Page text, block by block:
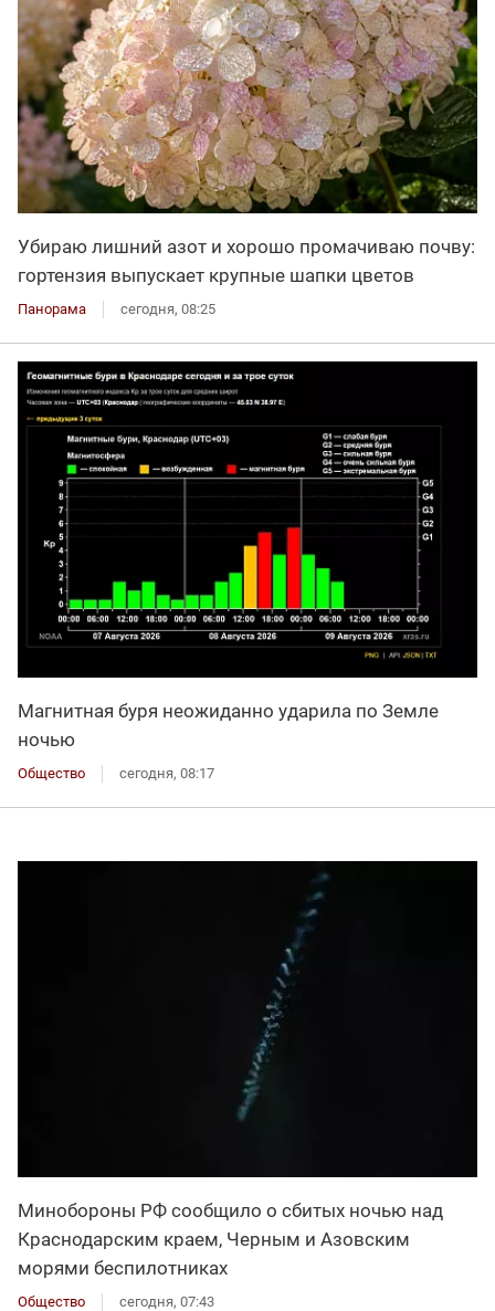
Убираю лишний азот и хорошо промачиваю почву:
гортензия выпускает крупные шапки цветов
Панорама сегодня, 08:25
Магнитная буря неожиданно ударила по Земле
ночью
Общество сегодня, 08:17
Минобороны РФ сообщило о сбитых ночью над
Краснодарским краем, Черным и Азовским
морями беспилотниках
Общество сегодня, 07:43